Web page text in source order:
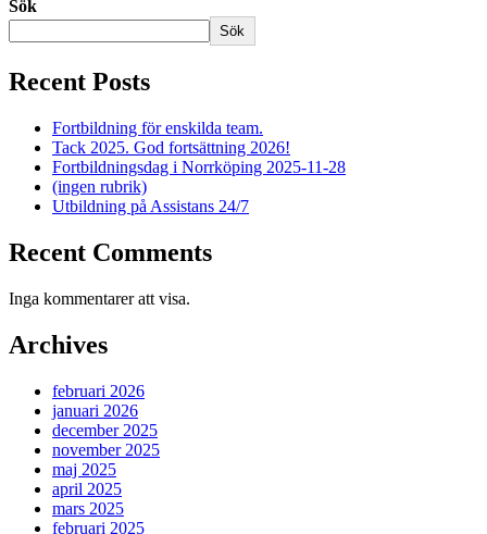
Sök
Sök
Recent Posts
Fortbildning för enskilda team.
Tack 2025. God fortsättning 2026!
Fortbildningsdag i Norrköping 2025-11-28
(ingen rubrik)
Utbildning på Assistans 24/7
Recent Comments
Inga kommentarer att visa.
Archives
februari 2026
januari 2026
december 2025
november 2025
maj 2025
april 2025
mars 2025
februari 2025